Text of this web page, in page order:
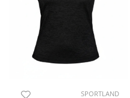
SPORTLAND